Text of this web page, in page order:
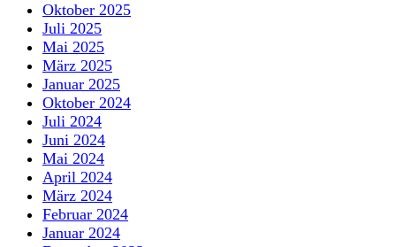
Oktober 2025
Juli 2025
Mai 2025
März 2025
Januar 2025
Oktober 2024
Juli 2024
Juni 2024
Mai 2024
April 2024
März 2024
Februar 2024
Januar 2024